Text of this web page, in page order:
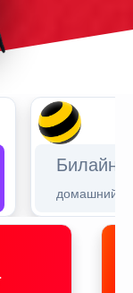
Билайн
домашний